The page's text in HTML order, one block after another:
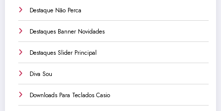
Destaque Não Perca
Destaques Banner Novidades
Destaques Slider Principal
Diva Sou
Downloads Para Teclados Casio